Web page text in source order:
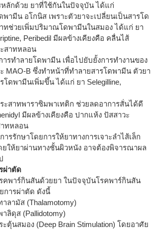
ลักด้วย ยาที่ใช้กันในปัจจุบัน ได้แก่
ามีน อโกนิส เพราะตัวยาจะเปลี่ยนเป็นสารโด
ทช่วยเพิ่มปริมาณโดพามีนในสมอง ได้แก่ ยา
Peribedil มีผลข้างเคียงคือ คลื่นไส้
สาทหลอน
รทำลายโดพามีน เพื่อไปยับยั้งการทำงานของ
MAO-B ซึ่งทำหน้าที่ทำลายสารโดพามีน ตัวยา
โดพามีนเพิ่มขึ้น ได้แก่ ยา Selegilline,
สาทพาราซิมพาเทติก ช่วยลดอาการสั่นได้ดี
มีผลข้างเคียงคือ ปากแห้ง ปัสสาวะ
ทหลอน
ารรักษาโดยการให้ยาทางการเจาะลำไส้เล็ก
ยให้ยาผ่านทางชั้นผิวหนัง อาจต้องพิจารณาผล
ผ่าตัด
คพาร์กินสันด้วยยา ในปัจจุบันโรคพาร์กินสัน
การผ่าตัด ดังนี้
ามัส (Thalamotomy)
ลิดุส (Pallidotomy)
ตุ้นสมอง (Deep Brain Stimulation) โดยอาศัย